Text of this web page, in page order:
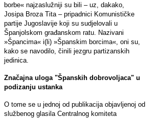
borbe« najzaslužniji su bili – uz, dakako,
Josipa Broza Tita – pripadnici Komunističke
partije Jugoslavije koji su sudjelovali u
Španjolskom građanskom ratu. Nazivani
»Špancima« i(li) »Španskim borcima«, oni su,
kako se navodilo, činili jezgru partizanskih
jedinica.
Značajna uloga "Španskih dobrovoljaca" u
podizanju ustanka
O tome se u jednoj od publikacija objavljenoj od
službenog glasila Centralnog komiteta